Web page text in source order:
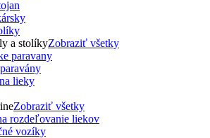
a stolíkyZobraziť všetky
Zobraziť všetky
vozíky